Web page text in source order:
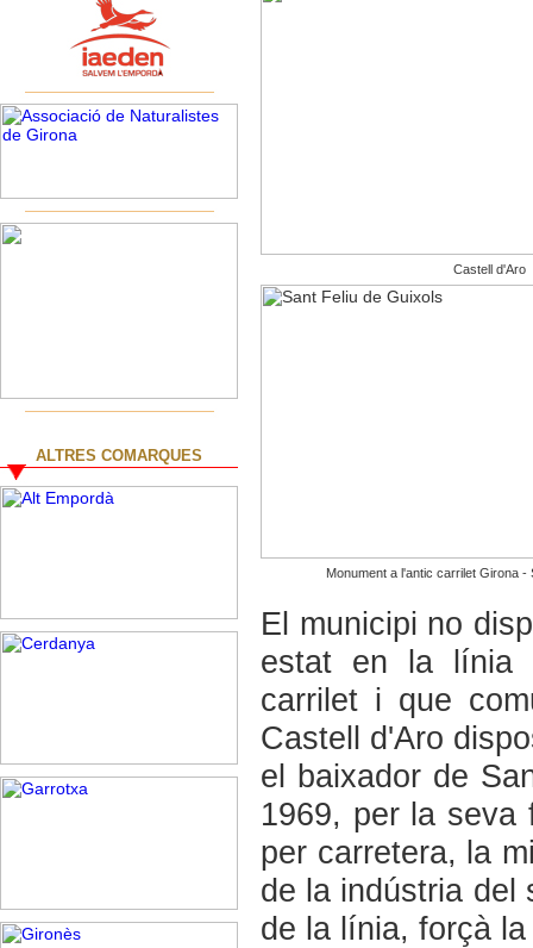
ALTRES COMARQUES
Castell d'Aro
Monument a l'antic carrilet Girona -
El municipi no
estat en la línia
carrilet i que
Castell d'Aro
el baixador de
1969, per la seva
per carretera, la
de la indústria del
de la línia, forçà